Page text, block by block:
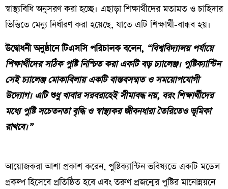
স্বাস্থ্যবিধি অনুসরণ করা হচ্ছে। এছাড়া শিক্ষার্থীদের মতামত ও চাহিদার
ভিত্তিতে মেন্যু নির্ধারণ করা হয়েছে, যাতে এটি শিক্ষার্থী-বান্ধব হয়।
​উদ্বোধনী অনুষ্ঠানে টিএসসি পরিচালক বলেন, “বিশ্ববিদ্যালয় পর্যায়ে
শিক্ষার্থীদের সঠিক পুষ্টি নিশ্চিত করা একটি বড় চ্যালেঞ্জ। পুষ্টিক্যান্টিন
সেই চ্যালেঞ্জ মোকাবিলায় একটি বাস্তবসম্মত ও সময়োপযোগী
উদ্যোগ। এটি শুধু খাবার সরবরাহেই সীমাবদ্ধ নয়, বরং শিক্ষার্থীদের
মধ্যে পুষ্টি সচেতনতা বৃদ্ধি ও স্বাস্থ্যকর জীবনধারা তৈরিতেও ভূমিকা
রাখবে।”
​আয়োজকরা আশা প্রকাশ করেন, পুষ্টিক্যান্টিন ভবিষ্যতে একটি মডেল
প্রকল্প হিসেবে প্রতিষ্ঠিত হবে এবং তরুণ প্রজন্মের পুষ্টির মানোন্নয়নে